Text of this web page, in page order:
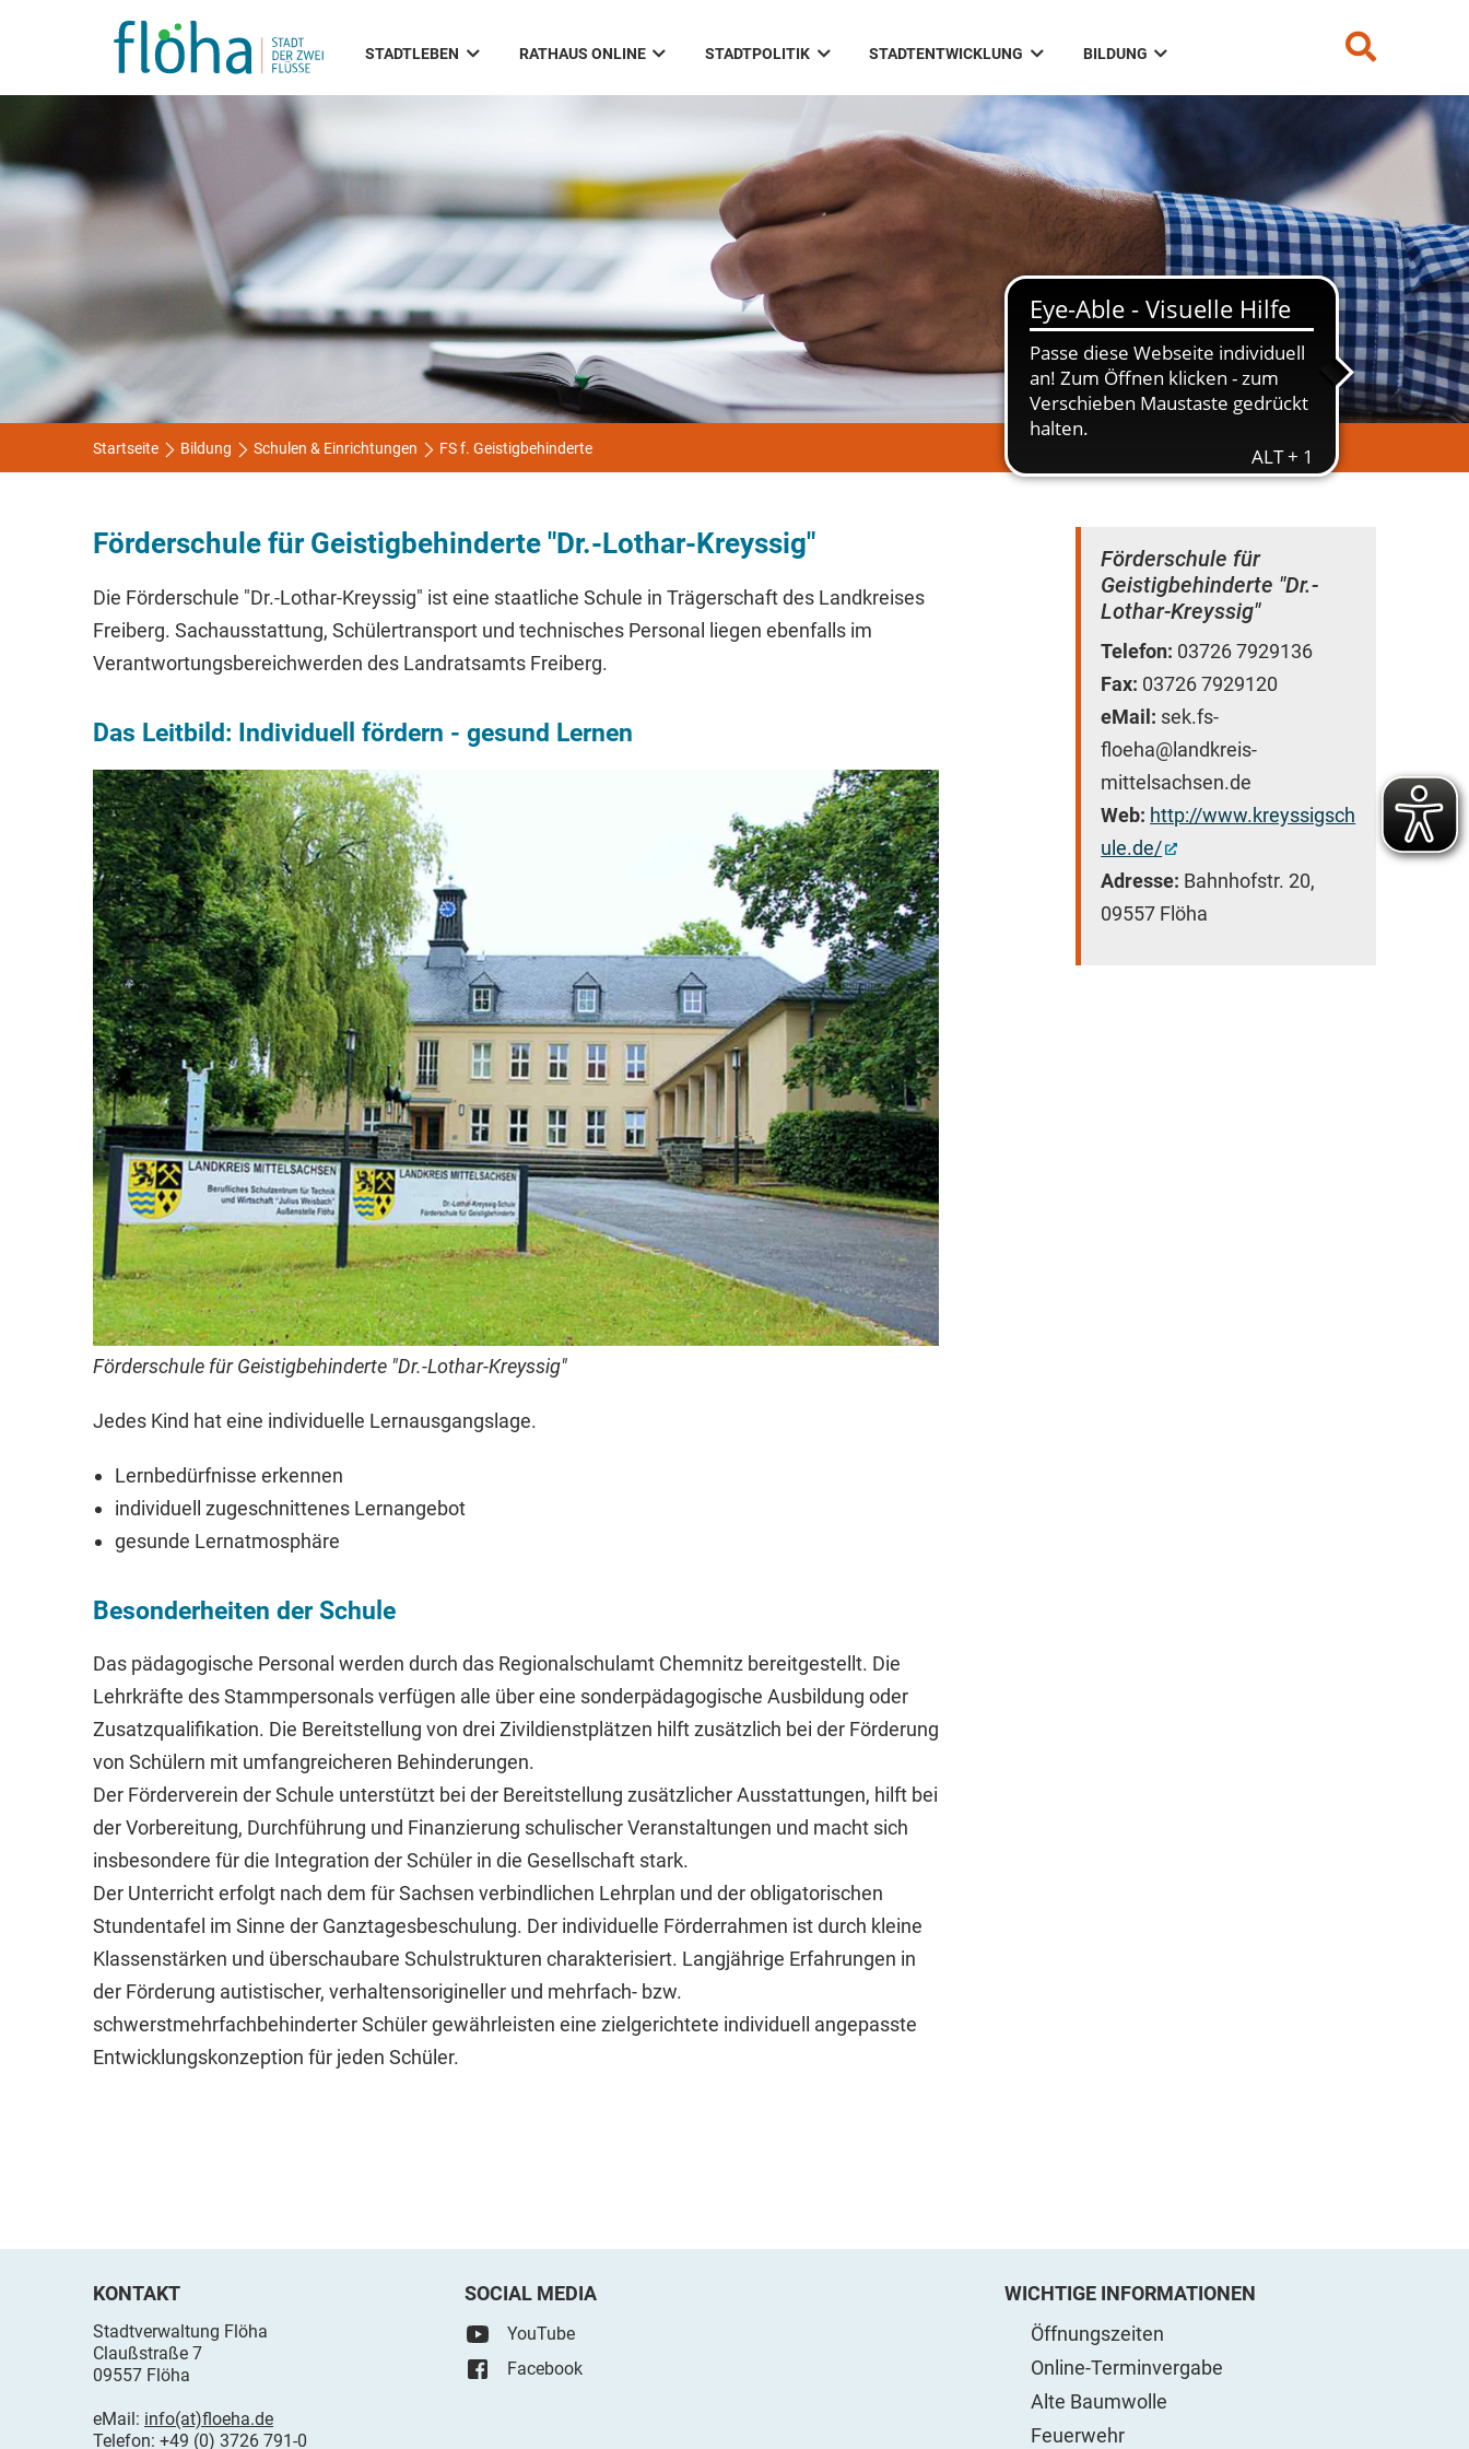
STADTLEBEN RATHAUS ONLINE STADTPOLITIK STADTENTWICKLUNG BILDUNG
Startseite Bildung Schulen & Einrichtungen FS f. Geistigbehinderte
Förderschule für Geistigbehinderte "Dr.-Lothar-Kreyssig"
Die Förderschule "Dr.-Lothar-Kreyssig" ist eine staatliche Schule in Trägerschaft des Landkreises
Freiberg. Sachausstattung, Schülertransport und technisches Personal liegen ebenfalls im
Verantwortungsbereichwerden des Landratsamts Freiberg.
Das Leitbild: Individuell fördern - gesund Lernen
Förderschule für Geistigbehinderte "Dr.-Lothar-Kreyssig"
Jedes Kind hat eine individuelle Lernausgangslage.
Lernbedürfnisse erkennen
individuell zugeschnittenes Lernangebot
gesunde Lernatmosphäre
Besonderheiten der Schule
Das pädagogische Personal werden durch das Regionalschulamt Chemnitz bereitgestellt. Die
Lehrkräfte des Stammpersonals verfügen alle über eine sonderpädagogische Ausbildung oder
Zusatzqualifikation. Die Bereitstellung von drei Zivildienstplätzen hilft zusätzlich bei der Förderung
von Schülern mit umfangreicheren Behinderungen.
Der Förderverein der Schule unterstützt bei der Bereitstellung zusätzlicher Ausstattungen, hilft bei
der Vorbereitung, Durchführung und Finanzierung schulischer Veranstaltungen und macht sich
insbesondere für die Integration der Schüler in die Gesellschaft stark.
Der Unterricht erfolgt nach dem für Sachsen verbindlichen Lehrplan und der obligatorischen
Stundentafel im Sinne der Ganztagesbeschulung. Der individuelle Förderrahmen ist durch kleine
Klassenstärken und überschaubare Schulstrukturen charakterisiert. Langjährige Erfahrungen in
der Förderung autistischer, verhaltensorigineller und mehrfach- bzw.
schwerstmehrfachbehinderter Schüler gewährleisten eine zielgerichtete individuell angepasste
Entwicklungskonzeption für jeden Schüler.
Förderschule für
Geistigbehinderte "Dr.-
Lothar-Kreyssig"
Telefon: 03726 7929136
Fax: 03726 7929120
eMail: sek.fs-
floeha@landkreis-
mittelsachsen.de
Web: http://www.kreyssigsch
ule.de/
Adresse: Bahnhofstr. 20,
09557 Flöha
KONTAKT
Stadtverwaltung Flöha
Claußstraße 7
09557 Flöha
eMail: info(at)floeha.de
Telefon: +49 (0) 3726 791-0
SOCIAL MEDIA
YouTube
Facebook
WICHTIGE INFORMATIONEN
Öffnungszeiten
Online-Terminvergabe
Alte Baumwolle
Feuerwehr